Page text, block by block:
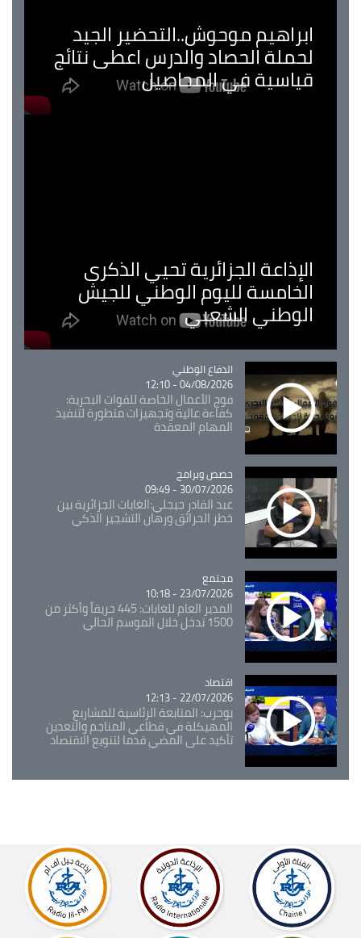
ابراهيم موحوش..التحضير الجيد
لحملة الحصاد والدرس اعطى نتائج
قياسية في المحاصيل
الإذاعة الجزائرية تحيي الذكرى
الخامسة لليوم الوطني للجيش
الوطني الشعبي
Catégorie
الدفاع الوطني
04/08/2026 - 12:10
فوج الأعمال الخاصة للقوات البحرية:
كفاءة عالية وتجهيزات متطورة لتنفيذ
المهام المعقدة
Catégorie
حصص وبرامج
30/07/2026 - 09:49
عبد القادر جيجلي:الغابات الجزائرية بين
خطر الحرائق ورهان التشجير الذكي
Catégorie
مجتمع
23/07/2026 - 10:18
المدير العام للغابات: 445 حريقاً وأكثر من
1500 تدخل خلال الموسم الحالي
Catégorie
اقتصاد
22/07/2026 - 12:13
بوحرب: المتابعة الرئاسية للمشاريع
المهيكلة في قطاعي المناجم والتعدين
تأكيد على المضي قدما لتنويع الاقتصاد